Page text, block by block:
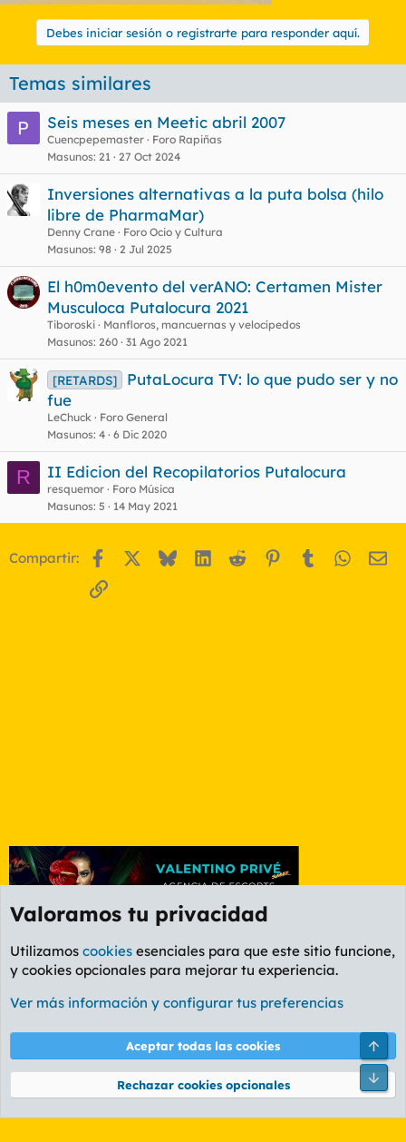
Debes iniciar sesión o registrarte para responder aquí.
Temas similares
Seis meses en Meetic abril 2007
Cuencpepemaster
Foro Rapiñas
Masunos 21 27 Oct 2024
Inversiones alternativas a la puta bolsa (hilo
libre de PharmaMar)
Denny Crane
Foro Ocio y Cultura
Masunos 98 2 Jul 2025
El h0m0evento del verANO: Certamen Mister
Musculoca Putalocura 2021
Tiboroski
Manfloros, mancuernas y velocípedos
Masunos 260 31 Ago 2021
[RETARDS]
PutaLocura TV: lo que pudo ser y no
fue
LeChuck
Foro General
Masunos 4 6 Dic 2020
R II Edicion del Recopilatorios Putalocura
resquemor
Foro Música
Masunos 5 14 May 2021
Compartir: Facebook BlueskyLinkedIn
Reddit Pinterest
Tumblr
Enlace
Foro General
Cookies
PL OLDSTYLE AMARILLO
Términos y reglas Política de privacidad Ayuda
Community platform by XenForo® © 2010-2026 XenForo Ltd.
Valoramos tu privacidad
Utilizamos cookies esenciales para que este sitio funcione,
y cookies opcionales para mejorar tu experiencia.
Ver más información y configurar tus preferencias
Aceptar todas las cookies
Rechazar cookies opcionales
Pie